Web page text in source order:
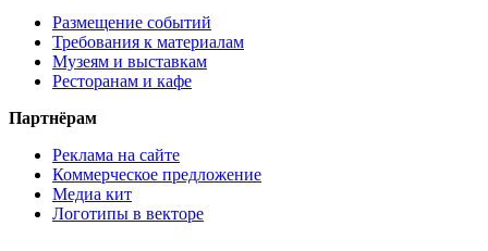
Размещение событий
Требования к материалам
Музеям и выставкам
Ресторанам и кафе
Партнёрам
Реклама на сайте
Коммерческое предложение
Медиа кит
Логотипы в векторе